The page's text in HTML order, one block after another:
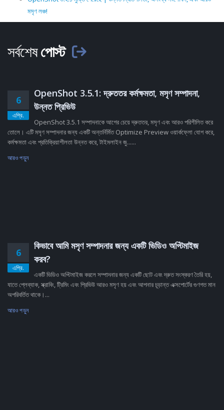
মসৃণ লঞ্চ!
সর্বশেষপোস্ট
6
এপ্রি.
OpenShot 3.5.1: দ্রুততর কর্মক্ষমতা, মসৃণ সম্পাদনা,
উন্নত প্রিভিউ
OpenShot 3.5.1 সম্পাদনাকে আগের চেয়ে দ্রুততর, মসৃণ এবং আরও পরিশীলিত করে
তোলে। এটি মসৃণ সম্পাদনার জন্য একটি অন্তর্নির্মিত Optimize Preview ওয়ার্কফ্লো যোগ করে,
কর্মক্ষমতা এবং প্রতিক্রিয়াশীলতা উন্নত করে, টাইমলাইন জু......
আরও পড়ুন
6
এপ্রি.
কিভাবে আমি মসৃণ সম্পাদনার জন্য একটি ভিডিও অপ্টিমাইজ
করব?
একটি ভিডিও অপ্টিমাইজ করলে সম্পাদনার জন্য একটি ছোট এবং দ্রুত সংস্করণ তৈরি হয়,
যাতে প্লেব্যাক, স্ক্রাবিং, ট্রিমিং এবং প্রিভিউ আরও মসৃণ হয় এবং আপনার চূড়ান্ত এক্সপোর্টের গুণগত মান
অপরিবর্তিত থাকে।...
আরও পড়ুন